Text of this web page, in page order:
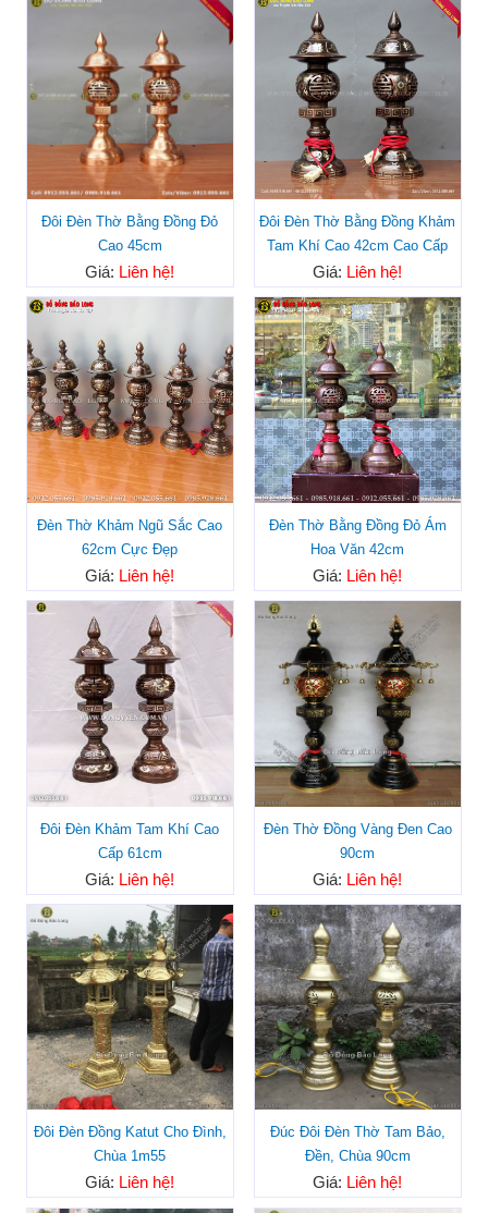
Đôi Đèn Thờ Bằng Đồng Đỏ
Cao 45cm
Giá: Liên hệ!
Đôi Đèn Thờ Bằng Đồng Khảm
Tam Khí Cao 42cm Cao Cấp
Giá: Liên hệ!
Đèn Thờ Khảm Ngũ Sắc Cao
62cm Cực Đẹp
Giá: Liên hệ!
Đèn Thờ Bằng Đồng Đỏ Ám
Hoa Văn 42cm
Giá: Liên hệ!
Đôi Đèn Khảm Tam Khí Cao
Cấp 61cm
Giá: Liên hệ!
Đèn Thờ Đồng Vàng Đen Cao
90cm
Giá: Liên hệ!
Đôi Đèn Đồng Katut Cho Đình,
Chùa 1m55
Giá: Liên hệ!
Đúc Đôi Đèn Thờ Tam Bảo,
Đền, Chùa 90cm
Giá: Liên hệ!